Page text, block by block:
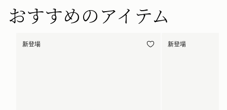
おすすめのアイテム
新登場 新登場